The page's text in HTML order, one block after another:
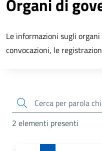
Organi di
Le informazioni sugli
convocazioni, le
cerca
2 elementi presenti